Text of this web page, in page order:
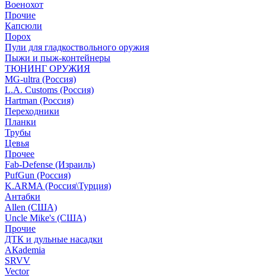
Военохот
Прочие
Капсюли
Порох
Пули для гладкоствольного оружия
Пыжи и пыж-контейнеры
ТЮНИНГ ОРУЖИЯ
MG-ultra (Россия)
L.A. Customs (Россия)
Hartman (Россия)
Переходники
Планки
Трубы
Цевья
Прочее
Fab-Defense (Израиль)
PufGun (Россия)
K.ARMA (Россия\Турция)
Антабки
Allen (США)
Uncle Mike's (США)
Прочие
ДТК и дульные насадки
АКademia
SRVV
Vector